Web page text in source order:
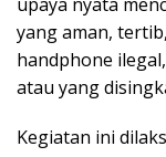
yang aman,
handphone
atau yang
Kegiatan ini